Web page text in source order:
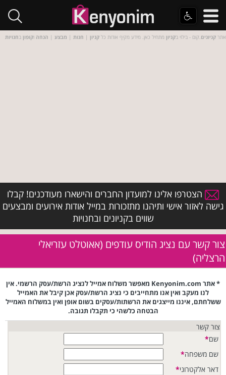
אתר קניונים.קום - בילוי בקניון מתחיל כאן. מידע מקיף אודות כל קניון | חנות | מבצע | הנחה וקופון בחנויות
הצטרפו אלינו למועדון החברים והישארו מעודכנים! קבלו
גישה לאזור אישי ותיהנו מתזכורות במייל אודות אירועים ומבצעים
שווים בקניונים ובחנויות
צור קשר עם נציג הודיס עודפים (אאוטלט עזריאלי
הרצליה)
* אתר Kenyonim.com מאפשר משלוח אמייל לנציג הרשת/עסק הרשמי. אין
לנו מעקב ואין אנו מתחייבים כי נציג הרשת/עסק אכן קיבל את האמייל
ששלחתם, איננו מייצגים את הרשתות/עסקים בשום אופן ואין במשלוח האמייל
הבטחה כלשהי כי תקבלו תגובה.
צור קשר
שם*
שם משפחה*
דאר אלקטרוני*